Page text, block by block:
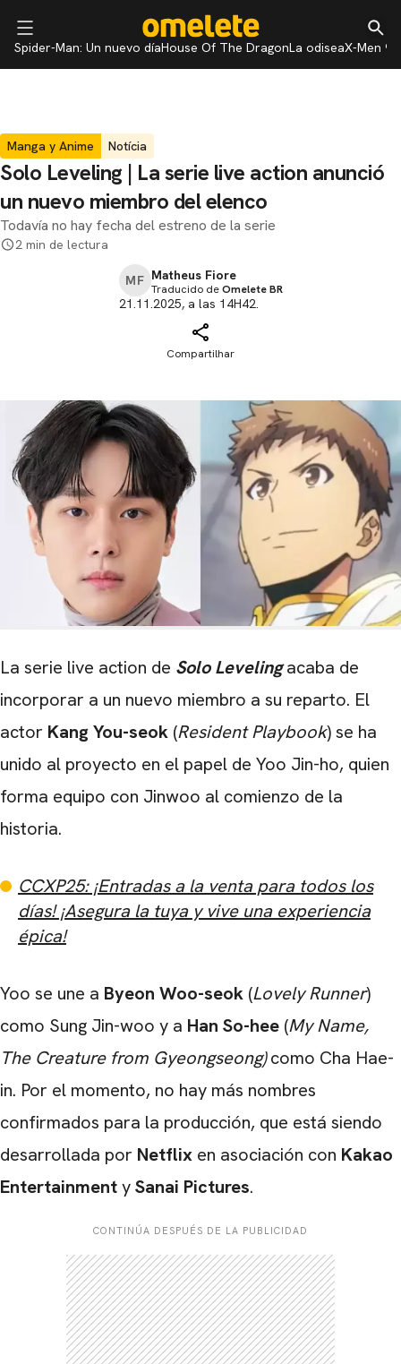
Spider-Man: Un nuevo díaHouse Of The DragonLa odiseaX-Men 97
Manga y Anime Notícia
Solo Leveling | La serie live action anunció
un nuevo miembro del elenco
Todavía no hay fecha del estreno de la serie
2 min de lectura
MF Matheus Fiore
Traducido deOmelete BR
21.11.2025, a las 14H42.
Compartilhar
La serie live action de Solo Levelingacaba de
incorporar a un nuevo miembro a su reparto. El
actor Kang You-seok (Resident Playbook) se ha
unido al proyecto en el papel de Yoo Jin-ho, quien
forma equipo con Jinwoo al comienzo de la
historia.
CCXP25: ¡Entradas a la venta para todos los
días! ¡Asegura la tuya y vive una experiencia
épica!
Yoo se une a Byeon Woo-seok (Lovely Runner)
como Sung Jin-woo y a Han So-hee (My Name,
The Creature from Gyeongseong)como Cha Hae-
in. Por el momento, no hay más nombres
confirmados para la producción, que está siendo
desarrollada por Netflix en asociación con Kakao
EntertainmentySanai Pictures.
CONTINÚA DESPUÉS DE LA PUBLICIDAD